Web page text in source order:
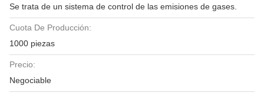
Se trata de un sistema de control de las emisiones de gases.
Cuota De Producción:
1000 piezas
Precio:
Negociable